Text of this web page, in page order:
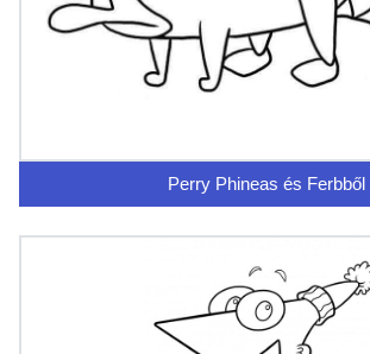
Perry Phineas és Ferbből